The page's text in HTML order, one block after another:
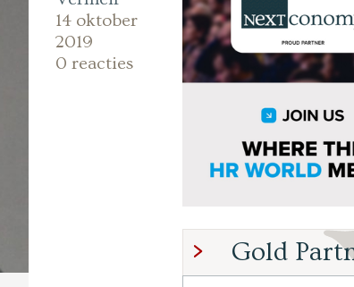
14 oktober
2019
0 reacties
Gold